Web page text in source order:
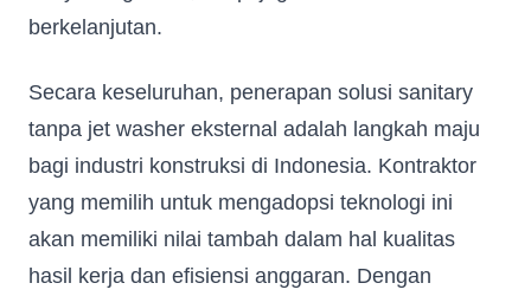
Fill in your data to download our E
Catalogue from BDA
close
Full Name*
berkelanjutan.
Secara keseluruhan, penerapan solusi sanitary
tanpa jet washer eksternal adalah langkah maju
bagi industri konstruksi di Indonesia. Kontraktor
yang memilih untuk mengadopsi teknologi ini
akan memiliki nilai tambah dalam hal kualitas
hasil kerja dan efisiensi anggaran. Dengan